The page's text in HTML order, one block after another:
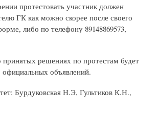
протестовать участник должен
ГК как можно скорее после своего
либо по телефону 89148869573,
решениях по протестам будет
объявлений.
Бурдуковская Н.Э, Гультиков К.Н.,